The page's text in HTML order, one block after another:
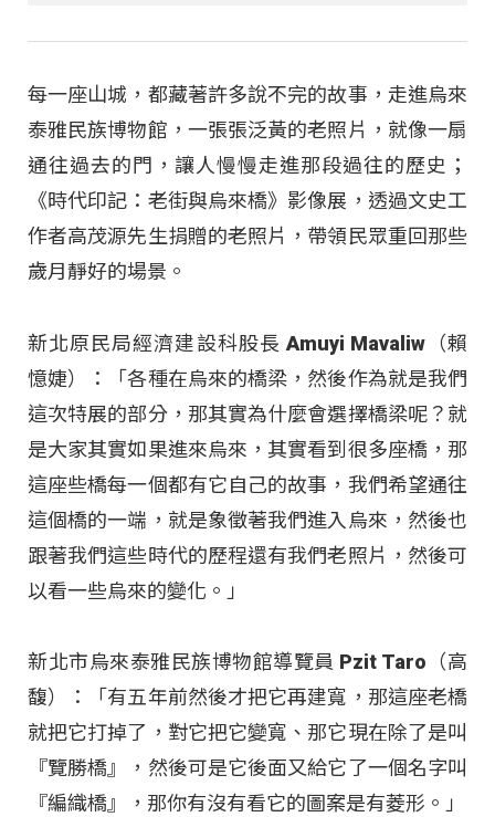
每一座山城，都藏著許多說不完的故事，走進烏來
泰雅民族博物館，一張張泛黃的老照片，就像一扇
通往過去的門，讓人慢慢走進那段過往的歷史；
《時代印記：老街與烏來橋》影像展，透過文史工
作者高茂源先生捐贈的老照片，帶領民眾重回那些
歲月靜好的場景。
新北原民局經濟建設科股長 Amuyi Mavaliw（賴
憶婕）：「各種在烏來的橋梁，然後作為就是我們
這次特展的部分，那其實為什麼會選擇橋梁呢？就
是大家其實如果進來烏來，其實看到很多座橋，那
這座些橋每一個都有它自己的故事，我們希望通往
這個橋的一端，就是象徵著我們進入烏來，然後也
跟著我們這些時代的歷程還有我們老照片，然後可
以看一些烏來的變化。」
新北市烏來泰雅民族博物館導覽員 Pzit Taro（高
馥）：「有五年前然後才把它再建寬，那這座老橋
就把它打掉了，對它把它變寬、那它現在除了是叫
『覽勝橋』，然後可是它後面又給它了一個名字叫
『編織橋』，那你有沒有看它的圖案是有菱形。」